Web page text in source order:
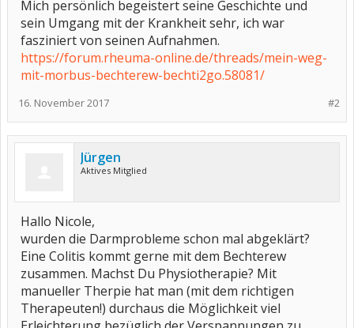
Mich persönlich begeistert seine Geschichte und
sein Umgang mit der Krankheit sehr, ich war
fasziniert von seinen Aufnahmen.
https://forum.rheuma-online.de/threads/mein-weg-
mit-morbus-bechterew-bechti2go.58081/
#2
16. November 2017
Jürgen
Aktives Mitglied
Hallo Nicole,
wurden die Darmprobleme schon mal abgeklärt?
Eine Colitis kommt gerne mit dem Bechterew
zusammen. Machst Du Physiotherapie? Mit
manueller Therpie hat man (mit dem richtigen
Therapeuten!) durchaus die Möglichkeit viel